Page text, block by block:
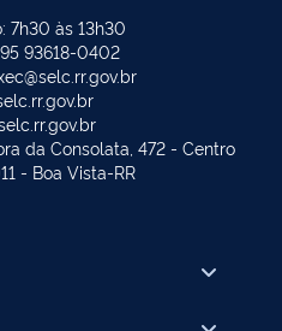
7h30 às 13h30
93618-0402
da Consolata, 472 - Centro
- Boa Vista-RR